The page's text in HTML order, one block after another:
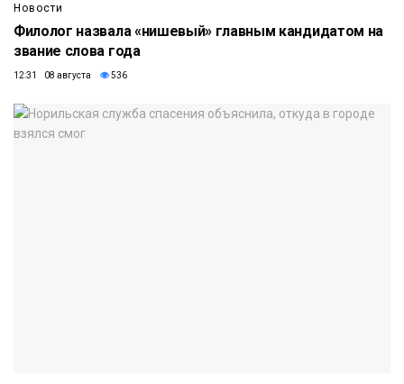
Новости
Филолог назвала «нишевый» главным кандидатом на
звание слова года
12:31 08 августа 536